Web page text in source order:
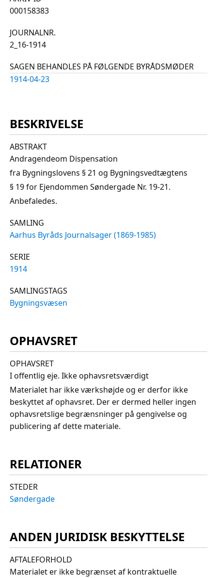
000158383
JOURNALNR.
2_16-1914
SAGEN BEHANDLES PÅ FØLGENDE BYRÅDSMØDER
1914-04-23
BESKRIVELSE
ABSTRAKT
Andragendeom Dispensation
fra Bygningslovens § 21 og Bygningsvedtægtens
§ 19 for Ejendommen Søndergade Nr. 19-21.
Anbefaledes.
SAMLING
Aarhus Byråds Journalsager (1869-1985)
SERIE
1914
SAMLINGSTAGS
Bygningsvæsen
OPHAVSRET
OPHAVSRET
I offentlig eje. Ikke ophavsretsværdigt
Materialet har ikke værkshøjde og er derfor ikke
beskyttet af ophavsret. Der er dermed heller ingen
ophavsretslige begrænsninger på gengivelse og
publicering af dette materiale.
RELATIONER
STEDER
Søndergade
ANDEN JURIDISK BESKYTTELSE
AFTALEFORHOLD
Materialet er ikke begrænset af kontraktuelle